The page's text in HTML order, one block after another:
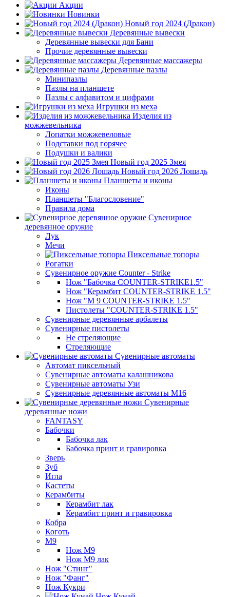
Акции
Новинки
Новый год 2024 (Дракон)
Деревянные вывески
Деревянные вывески для Бани
Прочие деревянные вывески
Деревянные массажеры
Деревянные пазлы
Минипазлы
Пазлы на планшете
Пазлы с алфавитом и цифрами
Игрушки из меха
Изделия из
можжевельника
Лопатки можжевеловые
Подставки под горячее
Подушки и валики
Новый год 2025 Змея
Новый год 2026 Лошадь
Планшеты и иконы
Иконы
Планшеты "Благословение"
Правила дома
Сувенирное
деревянное оружие
Лук
Мечи
Пиксельные топоры
Рогатки
Сувенирное оружие Counter - Strike
Нож "Бабочка COUNTER-STRIKE1.5"
Нож "Керамбит COUNTER-STRIKE 1.5"
Нож "М 9 COUNTER-STRIKE 1.5"
Пистолеты "COUNTER-STRIKE 1.5"
Сувенирные деревянные арбалеты
Сувенирные пистолеты
Не стреляющие
Стреляющие
Сувенирные автоматы
Автомат пиксельный
Сувенирные автоматы калашникова
Сувенирные автоматы Узи
Сувенирные деревянные автоматы М16
Сувенирные
деревянные ножи
FANTASY
Бабочки
Бабочка лак
Бабочка принт и гравировка
Зверь
Зуб
Игла
Кастеты
Керамбиты
Керамбит лак
Керамбит принт и гравировка
Кобра
Коготь
М9
Нож М9
Нож М9 лак
Нож "Стинг"
Нож "Фанг"
Нож Кукри